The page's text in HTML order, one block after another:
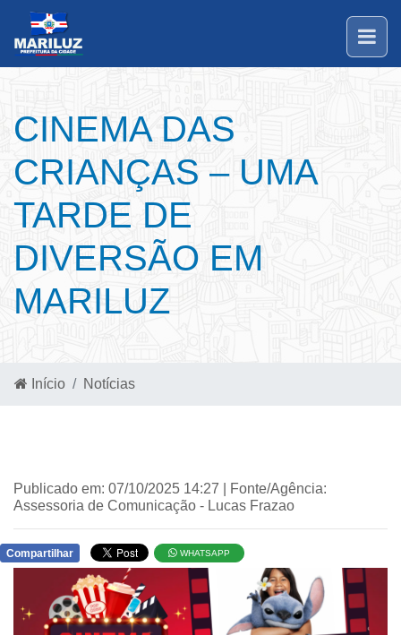
CINEMA DAS
CRIANÇAS – UMA
TARDE DE
DIVERSÃO EM
MARILUZ
Início Notícias
Publicado em: 07/10/2025 14:27 | Fonte/Agência:
Assessoria de Comunicação - Lucas Frazao
Compartilhar WHATSAPP